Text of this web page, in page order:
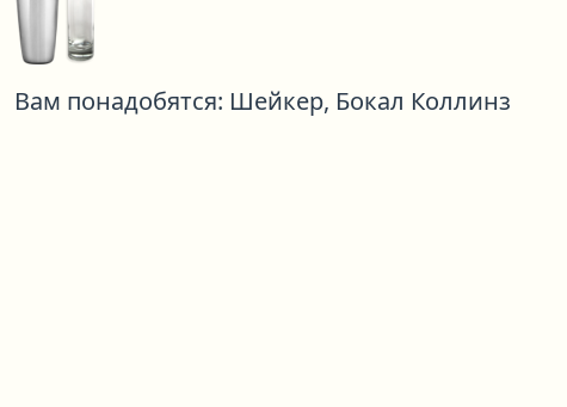
Вам понадобятся: Шейкер, Бокал Коллинз